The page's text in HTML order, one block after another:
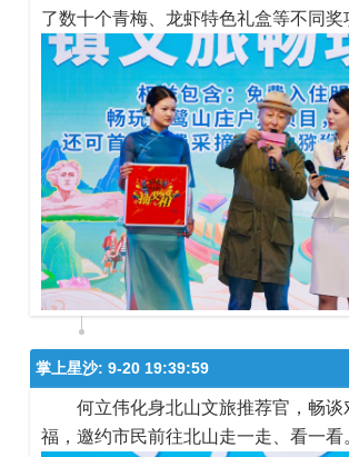
了数十个青梅、龙虾特色礼盒等不同奖
掌上星沙: 9-20 19:39:59
何立伟化身北山文旅推荐官，畅谈
福，邀约市民前往北山走一走、看一看